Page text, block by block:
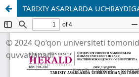
© 2024 Qo‘qon universiteti
quvvatlanadi
Bosh Sahifa